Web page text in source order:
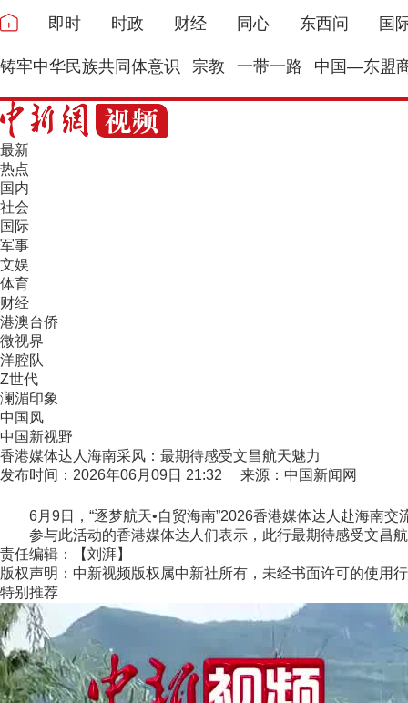
即时 时政 财经 同心 东西问 国
铸牢中华民族共同体意识 宗教 一带一路 中国—东盟
最新
热点
国内
社会
国际
军事
文娱
体育
财经
港澳台侨
微视界
洋腔队
Z世代
澜湄印象
中国风
中国新视野
香港媒体达人海南采风：最期待感受文昌航天魅力
发布时间：2026年06月09日 21:32 来源：中国新闻网
6月9日，“逐梦航天•自贸海南”2026香港媒体达人赴海南交
参与此活动的香港媒体达人们表示，此行最期待感受文昌航
责任编辑：【刘湃】
版权声明：中新视频版权属中新社所有，未经书面许可的使用
特别推荐